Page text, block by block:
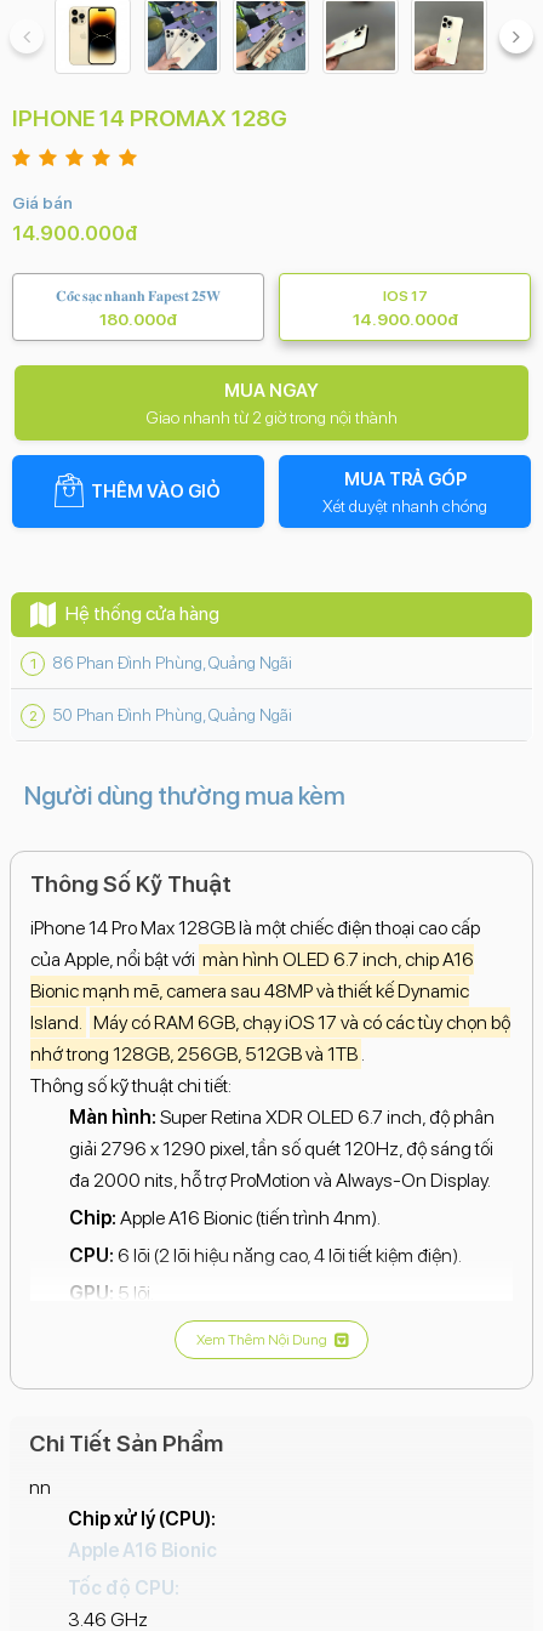
IPHONE 14 PROMAX 128G
Giá bán
14.900.000đ
𝐂𝐨̂́𝐜 𝐬𝐚̣𝐜 𝐧𝐡𝐚𝐧𝐡 𝐅𝐚𝐩𝐞𝐬𝐭 𝟐𝟓𝐖
180.000đ
IOS 17
14.900.000đ
MUA NGAY
Giao nhanh từ 2 giờ trong nội thành
THÊM VÀO GIỎ
MUA TRẢ GÓP
Xét duyệt nhanh chóng
Hệ thống cửa hàng
86 Phan Đình Phùng, Quảng Ngãi
50 Phan Đình Phùng, Quảng Ngãi
Người dùng thường mua kèm
Chi Tiết Sản Phẩm
nn
Chip xử lý (CPU):
Apple A16 Bionic
Tốc độ CPU:
3.46 GHz
Thông Số Kỹ Thuật
iPhone 14 Pro Max 128GB là một chiếc điện thoại cao cấp
của Apple, nổi bật với màn hình OLED 6.7 inch, chip A16
Bionic mạnh mẽ, camera sau 48MP và thiết kế Dynamic
Island.
Máy có RAM 6GB, chạy iOS 17 và có các tùy chọn bộ
nhớ trong 128GB, 256GB, 512GB và 1TB
Thông số kỹ thuật chi tiết:
Màn hình: Super Retina XDR OLED 6.7 inch, độ phân
giải 2796 x 1290 pixel, tần số quét 120Hz, độ sáng tối
đa 2000 nits, hỗ trợ ProMotion và Always-On Display.
Chip: Apple A16 Bionic (tiến trình 4nm).
CPU: 6 lõi (2 lõi hiệu năng cao, 4 lõi tiết kiệm điện).
GPU: 5 lõi.
Chính: 48MP.
Tele: 12MP.
Camera trước:12MP với autofocus.
Hệ điều hành:
Kết nối:5G, Wi-Fi, Bluetooth, NFC, GPS.
Xem Thêm Nội Dung